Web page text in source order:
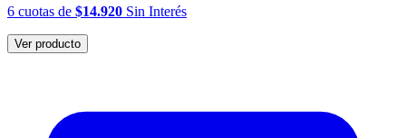
6 cuotas de $14.920 Sin Interés
Ver producto